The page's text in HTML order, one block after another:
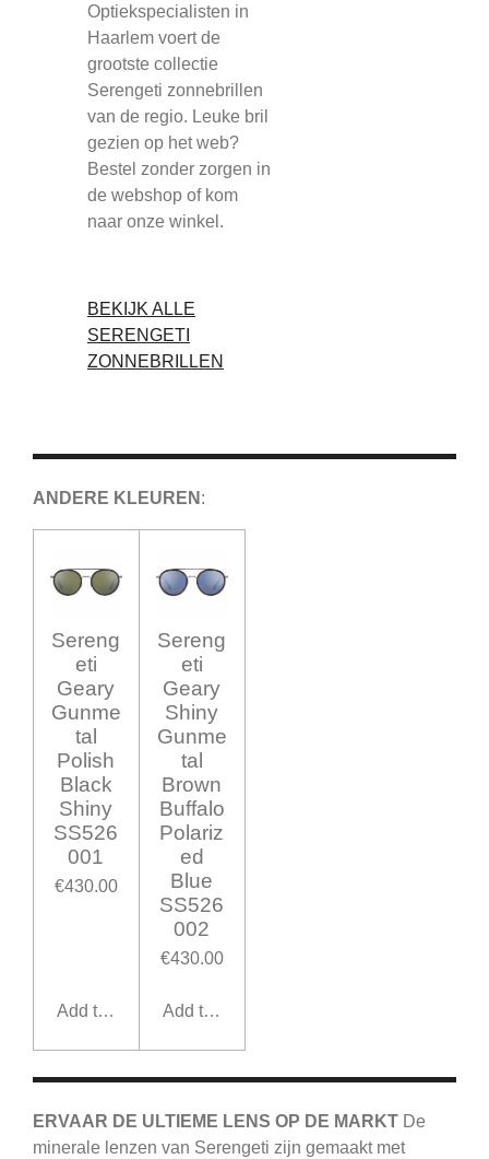
Optiekspecialisten in
Haarlem voert de
grootste collectie
Serengeti zonnebrillen
van de regio. Leuke bril
gezien op het web?
Bestel zonder zorgen in
de webshop of kom
naar onze winkel.
BEKIJK ALLE
SERENGETI
ZONNEBRILLEN
ANDERE KLEUREN :
Sereng
eti
Geary
Gunme
tal
Polish
Black
Shiny
SS526
001
€430.00
Add to cart
Sereng
eti
Geary
Shiny
Gunme
tal
Brown
Buffalo
Polariz
ed
Blue
SS526
002
€430.00
Add to cart
ERVAAR DE ULTIEME LENS OP DE MARKT De
minerale lenzen van Serengeti zijn gemaakt met